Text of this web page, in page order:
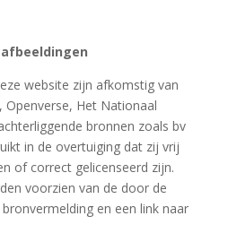
website zijn afkomstig van
Openverse, Het Nationaal
bronnen zoals bv
in de overtuiging dat zij vrij
of correct gelicenseerd zijn.
voorzien van de door de
en een link naar